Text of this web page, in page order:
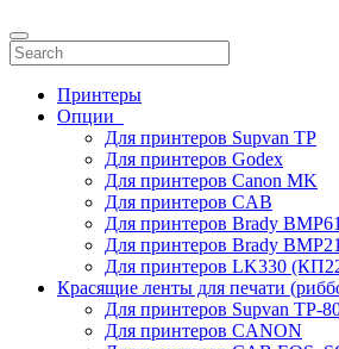
Принтеры
Опции
Для принтеров Supvan TP
Для принтеров Godex
Для принтеров Canon MK
Для принтеров CAB
Для принтеров Brady BMP61
Для принтеров Brady
Для принтеров LK330
Красящие ленты для печати
Для принтеров Supvan TP-
Для принтеров CANON